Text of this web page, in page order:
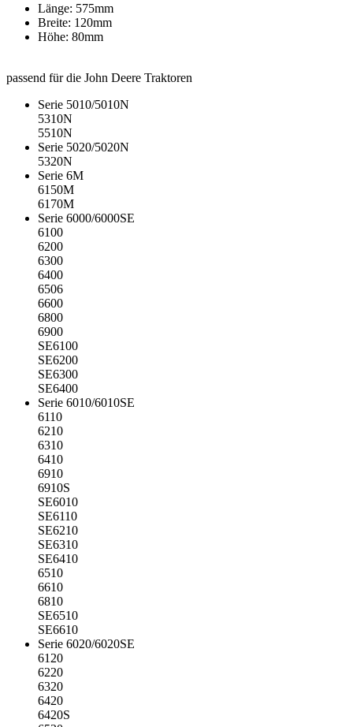
Länge: 575mm
Breite: 120mm
Höhe: 80mm
passend für die John Deere Traktoren
Serie 5010/5010N
5310N
5510N
Serie 5020/5020N
5320N
Serie 6M
6150M
6170M
Serie 6000/6000SE
6100
6200
6300
6400
6506
6600
6800
6900
SE6100
SE6200
SE6300
SE6400
Serie 6010/6010SE
6110
6210
6310
6410
6910
6910S
SE6010
SE6110
SE6210
SE6310
SE6410
6510
6610
6810
SE6510
SE6610
Serie 6020/6020SE
6120
6220
6320
6420
6420S